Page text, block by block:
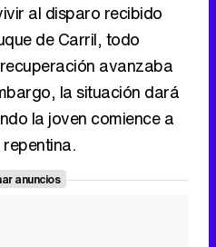
al disparo recibido
de Carril, todo
avanzaba
la situación dará
la joven comience a
anuncios